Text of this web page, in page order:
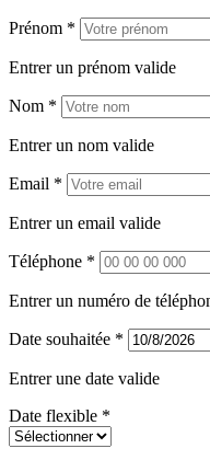
Prénom *
Entrer un prénom valide
Nom *
Entrer un nom valide
Email *
Entrer un email valide
Téléphone *
Entrer un numéro de
Date souhaitée *
Entrer une date valide
Date flexible *